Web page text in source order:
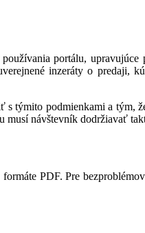
portálu,
inzeráty o predaji,
s týmito podmienkami a tým,
návštevník dodržiavať
PDF. Pre